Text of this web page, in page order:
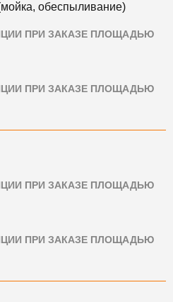
обеспыливание)
ПРИ ЗАКАЗЕ ПЛОЩАДЬЮ
ПРИ ЗАКАЗЕ ПЛОЩАДЬЮ
ПРИ ЗАКАЗЕ ПЛОЩАДЬЮ
ПРИ ЗАКАЗЕ ПЛОЩАДЬЮ